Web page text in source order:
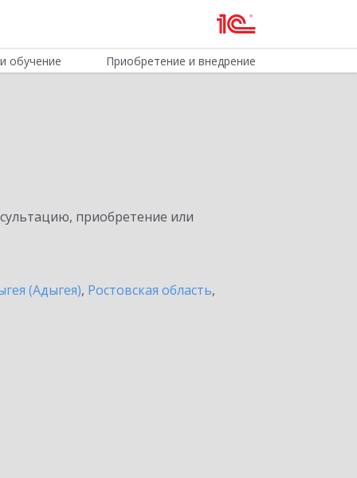
обучение Приобретение и внедрение
приобретение или
(Адыгея), Ростовская область,